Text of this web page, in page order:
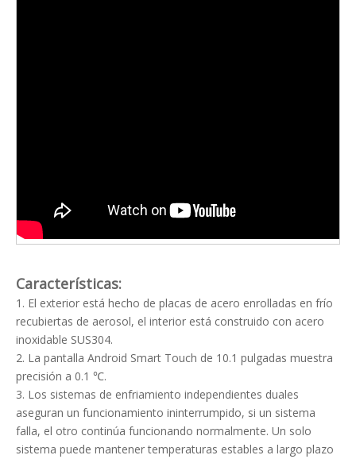
Características:
1. El exterior está hecho de placas de acero enrolladas en frío
recubiertas de aerosol, el interior está construido con acero
inoxidable SUS304.
2. La pantalla Android Smart Touch de 10.1 pulgadas muestra
precisión a 0.1 ℃.
3. Los sistemas de enfriamiento independientes duales
aseguran un funcionamiento ininterrumpido, si un sistema
falla, el otro continúa funcionando normalmente. Un solo
sistema puede mantener temperaturas estables a largo plazo